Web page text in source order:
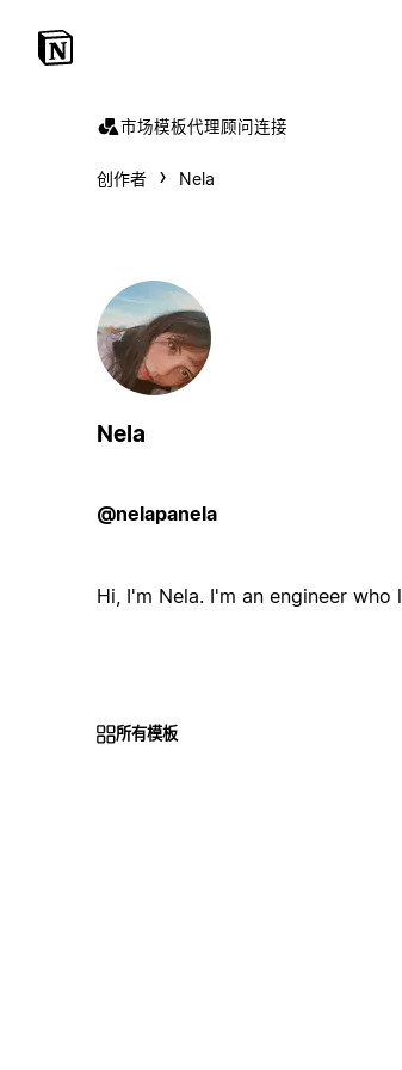
市场模板代理顾问连接
创作者 Nela
Nela
@nelapanela
Hi, I'm Nela. I'm an engineer
所有模板